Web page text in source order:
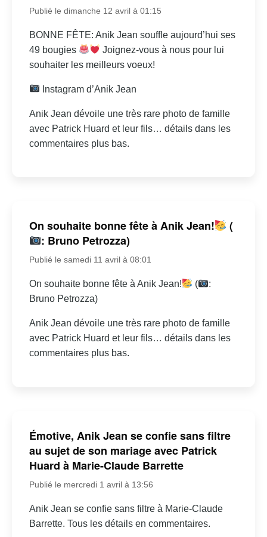
Publié le dimanche 12 avril à 01:15
BONNE FÊTE: Anik Jean souffle aujourd’hui ses
49 bougies
Joignez-vous à nous pour lui
souhaiter les meilleurs voeux!
Instagram d’Anik Jean
Anik Jean dévoile une très rare photo de famille
avec Patrick Huard et leur fils… détails dans les
commentaires plus bas.
On souhaite bonne fête à Anik Jean!
(
: Bruno Petrozza)
Publié le samedi 11 avril à 08:01
On souhaite bonne fête à Anik Jean! (
:
Bruno Petrozza)
Anik Jean dévoile une très rare photo de famille
avec Patrick Huard et leur fils… détails dans les
commentaires plus bas.
Émotive, Anik Jean se confie sans filtre
au sujet de son mariage avec Patrick
Huard à Marie-Claude Barrette
Publié le mercredi 1 avril à 13:56
Anik Jean se confie sans filtre à Marie-Claude
Barrette. Tous les détails en commentaires.